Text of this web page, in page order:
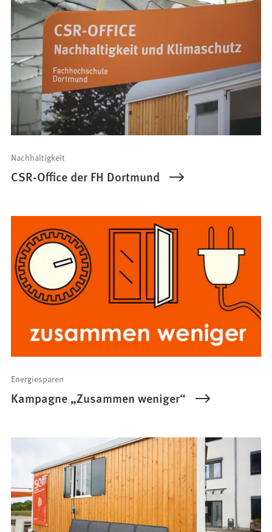
Nachhaltigkeit
CSR-Office der FH Dortmund
Energiesparen
Kampagne „Zusammen weniger“